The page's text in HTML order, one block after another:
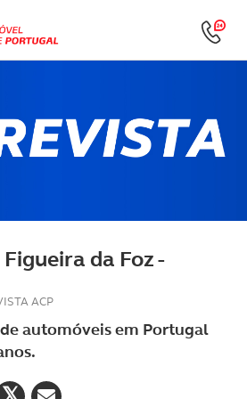
da Foz -
ACP
automóveis em Portugal